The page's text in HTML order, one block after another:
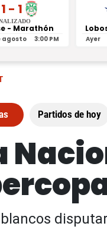
1 - 1
- Marathón
agosto 3:00 PM Ayer
Partidos de hoy